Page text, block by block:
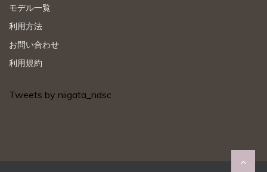
モデル一覧
利用方法
お問い合わせ
利用規約
Tweets by niigata_ndsc